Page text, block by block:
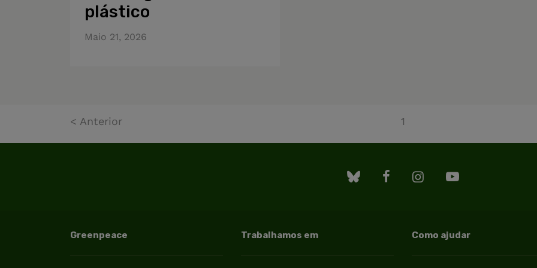
plástico
Maio 21, 2026
< Anterior 1
Greenpeace Trabalhamos em Como ajudar